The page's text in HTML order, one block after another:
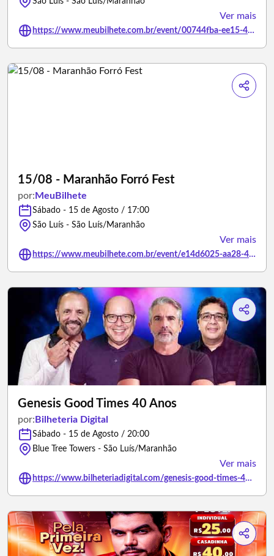
Ver mais
https://www.meubilhete.com.br/event/00744fba-ee15-4824-a4bf-bf86f9635016
15/08 - Maranhão Forró Fest
por: MeuBilhete
Sábado - 15 de Agosto / 17:00
São Luís - São Luís/Maranhão
Ver mais
https://www.meubilhete.com.br/event/e14d6025-aa28-4e39-8a3e-77c813b6dc5c
Genesis Good Times 40 Anos
por: Bilheteria Digital
Sábado - 15 de Agosto / 20:00
Blue Tree Towers - São Luís/Maranhão
Ver mais
https://www.bilheteriadigital.com/genesis-good-times-40-anos-15-de-agosto